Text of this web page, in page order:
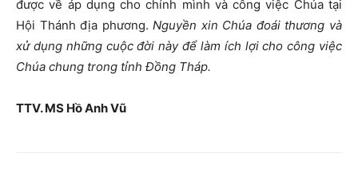
được về áp dụng cho chính mình và công việc Chúa tại
Hội Thánh địa phương.Nguyền xin Chúa đoái thương và
xử dụng những cuộc đời này để làm ích lợi cho công việc
Chúa chung trong tỉnh Đồng Tháp.
TTV. MS Hồ Anh Vũ